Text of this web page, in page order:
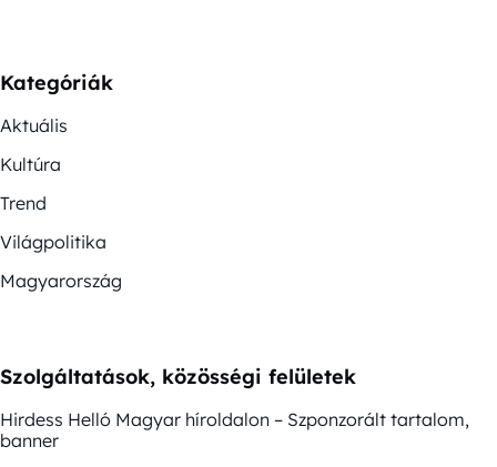
Kategóriák
Aktuális
Kultúra
Trend
Világpolitika
Magyarország
Szolgáltatások, közösségi felületek
Hirdess Helló Magyar híroldalon – Szponzorált tartalom,
banner